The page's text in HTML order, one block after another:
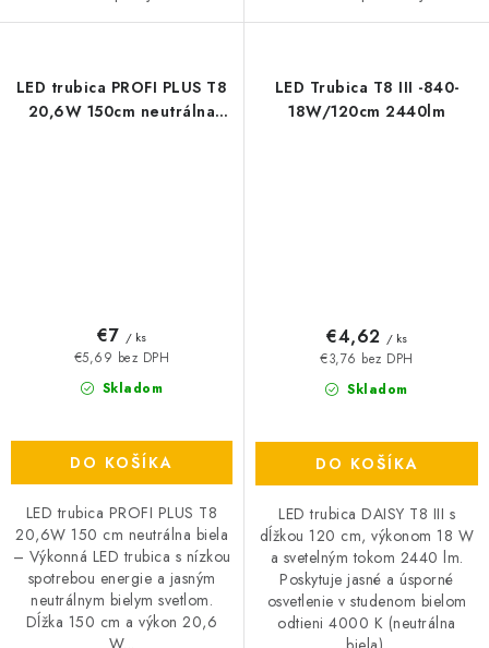
LED trubica PROFI PLUS T8
20,6W 150cm neutrálna
Skladom
€5,69 bez DPH
€7 / ks
DO KOŠÍKA
LED trubica PROFI PLUS T8
20,6W 150 cm neutrálna biela
– Výkonná LED trubica s nízkou
spotrebou energie a jasným
neutrálnym bielym svetlom.
Dĺžka 150 cm a výkon 20,6
W...
LED Trubica T8 III -840-
18W/120cm 2440lm
Skladom
€3,76 bez DPH
€4,62 / ks
DO KOŠÍKA
LED trubica DAISY T8 III s
dĺžkou 120 cm, výkonom 18 W
a svetelným tokom 2440 lm.
Poskytuje jasné a úsporné
osvetlenie v studenom bielom
odtieni 4000 K (neutrálna